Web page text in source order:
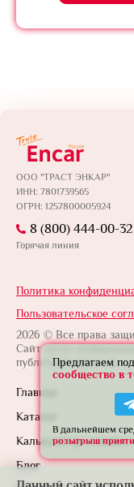
ООО "ТРАСТ ЭНКАР"
ИНН: 7801739565
ОГРН: 1257800005924
Политика
Пользовательское
2026 © Все права
Сайт носит
публичной офертой.
Главная
Каталог
Калькулятор
Блог
8 (800) 444-00-32
Горячая линия
Предлагаем
сообщество в
В дальнейшем
розыгрыш